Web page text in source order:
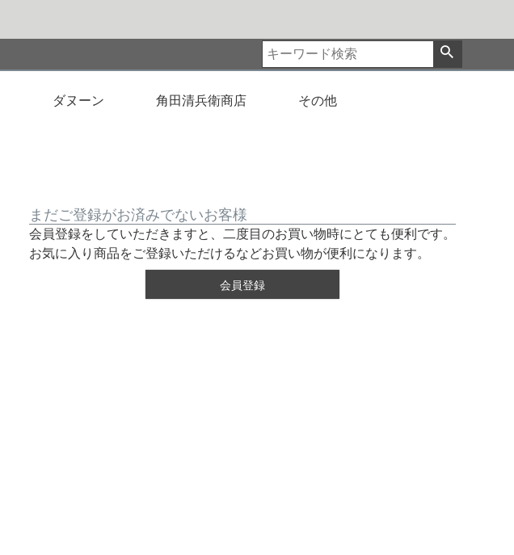
ダヌーン 角田清兵衛商店 その他
まだご登録がお済みでないお客様
会員登録をしていただきますと、二度目のお買い物時にとても便利です。
お気に入り商品をご登録いただけるなどお買い物が便利になります。
会員登録